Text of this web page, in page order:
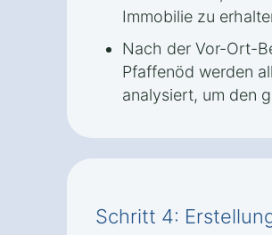
Immobilie zu
Nach der Vor-Ort-
Pfaffenöd werden
analysiert, um den
Schritt 4: